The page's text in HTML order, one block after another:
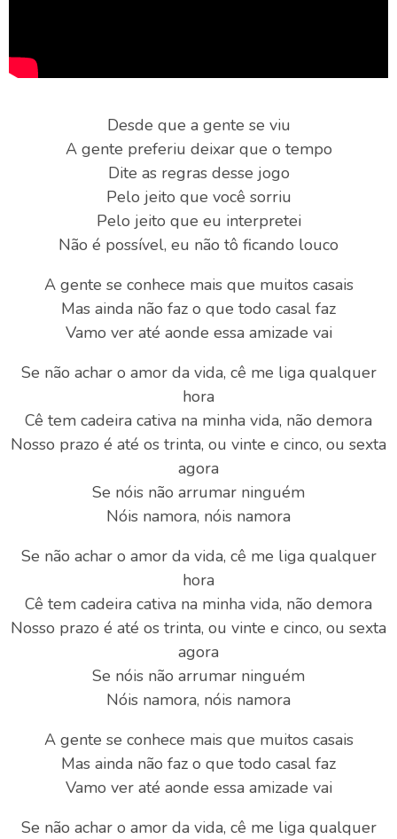
Desde que a gente se viu
A gente preferiu deixar que o tempo
Dite as regras desse jogo
Pelo jeito que você sorriu
Pelo jeito que eu interpretei
Não é possível, eu não tô ficando louco
A gente se conhece mais que muitos casais
Mas ainda não faz o que todo casal faz
Vamo ver até aonde essa amizade vai
Se não achar o amor da vida, cê me liga qualquer
hora
Cê tem cadeira cativa na minha vida, não demora
Nosso prazo é até os trinta, ou vinte e cinco, ou sexta
agora
Se nóis não arrumar ninguém
Nóis namora, nóis namora
Se não achar o amor da vida, cê me liga qualquer
hora
Cê tem cadeira cativa na minha vida, não demora
Nosso prazo é até os trinta, ou vinte e cinco, ou sexta
agora
Se nóis não arrumar ninguém
Nóis namora, nóis namora
A gente se conhece mais que muitos casais
Mas ainda não faz o que todo casal faz
Vamo ver até aonde essa amizade vai
Se não achar o amor da vida, cê me liga qualquer